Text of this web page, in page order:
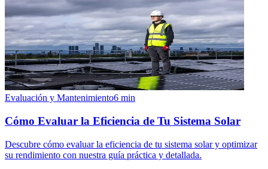
Evaluación y Mantenimiento6 min
Cómo Evaluar la Eficiencia de Tu Sistema Solar
Descubre cómo evaluar la eficiencia de tu sistema solar y optimizar
su rendimiento con nuestra guía práctica y detallada.